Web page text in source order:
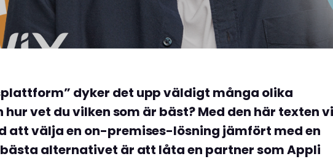
dyker det upp väldigt många olika
vet du vilken som är bäst? Med den här texten
att välja en on-premises-lösning jämfört med en
alternativet är att låta en partner som Appli